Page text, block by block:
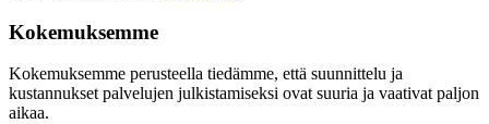
Kokemuksemme
Kokemuksemme perusteella tiedämme, että suunnittelu ja
kustannukset palvelujen julkistamiseksi ovat suuria ja vaativat paljon
aikaa.